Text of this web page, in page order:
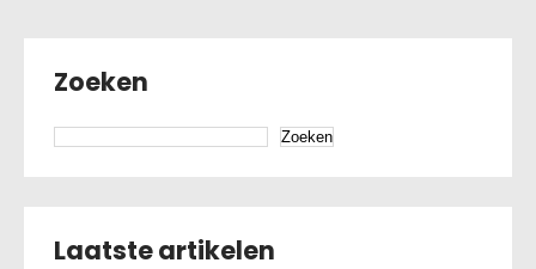
Zoeken
Zoeken
Laatste artikelen